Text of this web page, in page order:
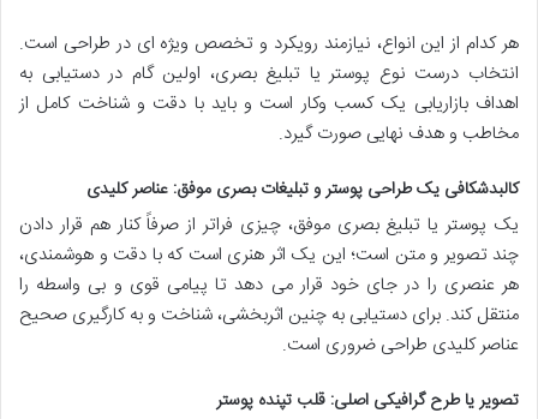
هر کدام از این انواع، نیازمند رویکرد و تخصص ویژه ای در طراحی است.
انتخاب درست نوع پوستر یا تبلیغ بصری، اولین گام در دستیابی به
اهداف بازاریابی یک کسب وکار است و باید با دقت و شناخت کامل از
مخاطب و هدف نهایی صورت گیرد.
کالبدشکافی یک طراحی پوستر و تبلیغات بصری موفق: عناصر کلیدی
یک پوستر یا تبلیغ بصری موفق، چیزی فراتر از صرفاً کنار هم قرار دادن
چند تصویر و متن است؛ این یک اثر هنری است که با دقت و هوشمندی،
هر عنصری را در جای خود قرار می دهد تا پیامی قوی و بی واسطه را
منتقل کند. برای دستیابی به چنین اثربخشی، شناخت و به کارگیری صحیح
عناصر کلیدی طراحی ضروری است.
تصویر یا طرح گرافیکی اصلی: قلب تپنده پوستر